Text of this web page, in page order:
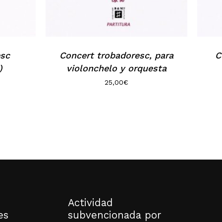
Concert trobadoresc, para
violonchelo y orquesta
25,00€
Actividad
subvencionada por